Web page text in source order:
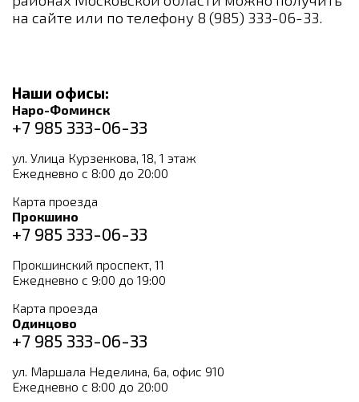
на сайте или по телефону 8 (985) 333-06-33.
Наши офисы:
Наро-Фоминск
+7 985 333-06-33
ул. Улица Курзенкова, 18, 1 этаж
Ежедневно с 8:00 до 20:00
Карта проезда
Прокшино
+7 985 333-06-33
Прокшинский проспект, 11
Ежедневно с 9:00 до 19:00
Карта проезда
Одинцово
+7 985 333-06-33
ул. Маршала Неделина, 6а, офис 910
Ежедневно с 8:00 до 20:00